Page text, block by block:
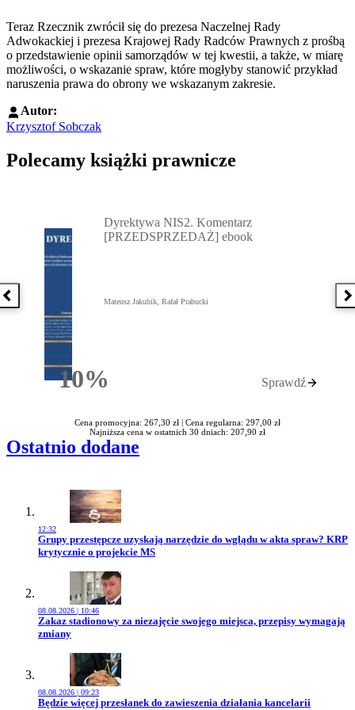
Teraz Rzecznik zwrócił się do prezesa Naczelnej Rady
Adwokackiej i prezesa Krajowej Rady Radców Prawnych z prośbą
o przedstawienie opinii samorządów w tej kwestii, a także, w miarę
możliwości, o wskazanie spraw, które mogłyby stanowić przykład
naruszenia prawa do obrony we wskazanym zakresie.
Autor:
Krzysztof Sobczak
Polecamy książki prawnicze
Poprzednia książka
10%Rabatu
Dyrektywa NIS2. Komentarz
[PRZEDSPRZEDAŻ] ebook
Mateusz Jakubik, Rafał Prabucki
Sprawdź
Cena promocyjna: 267,30 zł | Cena regularna: 297,00 zł
Najniższa cena w ostatnich 30 dniach: 207,90 zł
Ostatnio dodane
12:32
Przejdź do artykułu:
Grupy przestępcze uzyskają narzędzie do wglądu w akta spraw? KRP
krytycznie o projekcie MS
08.08.2026 | 10:46
Przejdź do artykułu:
Zakaz stadionowy za niezajęcie swojego miejsca, przepisy wymagają
zmiany
08.08.2026 | 09:23
Przejdź do artykułu:
Będzie więcej przesłanek do zawieszenia działania kancelarii